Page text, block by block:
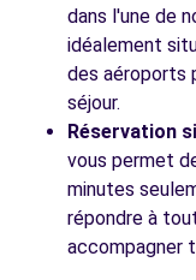
dans l'une de
idéalement
des aéroports
séjour.
Réservation
vous permet
minutes
répondre à
accompagner